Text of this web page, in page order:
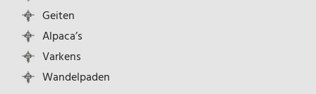
Geiten
Alpaca’s
Varkens
Wandelpaden